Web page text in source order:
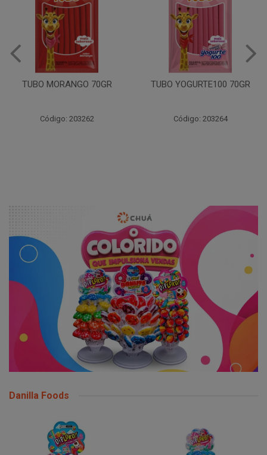
TUBO MORANGO 70GR
Código: 203262
TUBO YOGURTE100 70GR
Código: 203264
Danilla Foods